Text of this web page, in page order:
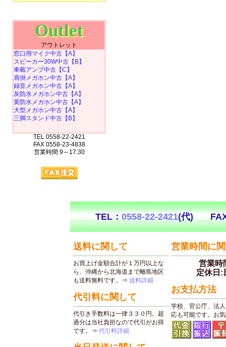
Outlet
アウトレット
窓口用マイク中古【A】
スピーカー30W中古【B】
車載アンプ中古【C】
肩掛メガホン中古【A】
録音メガホン中古【A】
灰防水メガホン中古【A】
黄防水メガホン中古【A】
大型メガホン中古【A】
三脚スタンド中古【B】
TEL 0558-22-2421
FAX 0558-23-4838
営業時間 9～17:30